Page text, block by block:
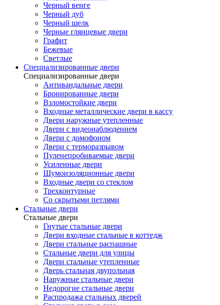
Черный венге
Черный дуб
Черный шелк
Черные глянцевые двери
Графит
Бежевые
Светлые
Специализированные двери
Специализированные двери
Антивандальные двери
Бронированные двери
Взломостойкие двери
Входные металлические двери в кассу
Двери наружные утепленные
Двери с видеонаблюдением
Двери с домофоном
Двери с терморазрывом
Пуленепробиваемые двери
Усиленные двери
Шумоизоляционные двери
Входные двери со стеклом
Трехконтурные
Со скрытыми петлями
Стальные двери
Стальные двери
Гнутые стальные двери
Двери входные стальные в коттедж
Двери стальные распашные
Стальные двери для улицы
Двери стальные утепленные
Дверь стальная двупольная
Наружные стальные двери
Недорогие стальные двери
Распродажа стальных дверей